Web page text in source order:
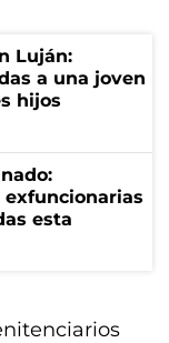
Luján:
a una joven
hijos
exfuncionarias
esta